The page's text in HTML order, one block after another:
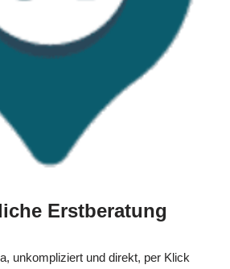
Erstberatung
unkompliziert und direkt, per Klick